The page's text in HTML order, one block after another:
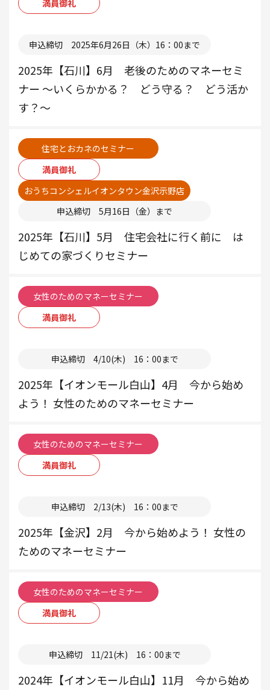
満員御礼
申込締切 2025年6月26日（木）16：00まで
2025年【石川】6月 老後のためのマネーセミ
ナー ～いくらかかる？ どう守る？ どう活か
す？～
住宅とおカネのセミナー
満員御礼
おうちコンシェルイオンタウン金沢示野店
申込締切 5月16日（金）まで
2025年【石川】5月 住宅会社に行く前に は
じめての家づくりセミナー
女性のためのマネーセミナー
満員御礼
申込締切 4/10(木) 16：00まで
2025年【イオンモール白山】4月 今から始め
よう！ 女性のためのマネーセミナー
女性のためのマネーセミナー
満員御礼
申込締切 2/13(木) 16：00まで
2025年【金沢】2月 今から始めよう！ 女性の
ためのマネーセミナー
女性のためのマネーセミナー
満員御礼
申込締切 11/21(木) 16：00まで
2024年【イオンモール白山】11月 今から始め